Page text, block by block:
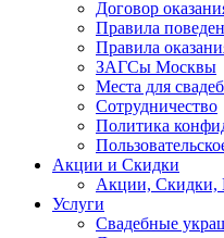
Договор
Правила
Правила
ЗАГСы Москвы
Места для
Сотрудничество
Политика
Акции и Скидки
Акции, Скидки,
Услуги
Свадебные